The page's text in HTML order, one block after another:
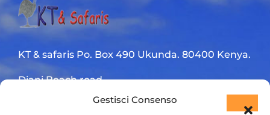
Gestisci Consenso
KT & safaris Po. Box 490 Ukunda. 80400 Kenya.
Diani Beach road
+254 720 831 201